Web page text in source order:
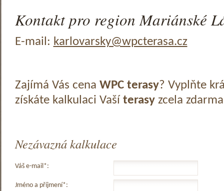
Kontakt pro region Mariánské
E-mail: karlovarsky@wpcterasa.cz
Zajímá Vás cena WPC terasy? Vyplňte
získáte kalkulaci Vaší terasyzcela
Nezávazná kalkulace
Váš e-mail*:
Jméno a příjmení*: